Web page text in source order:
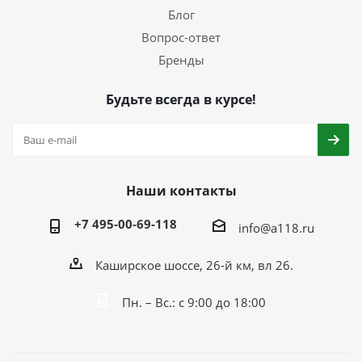
Блог
Вопрос-ответ
Бренды
Будьте всегда в курсе!
Наши контакты
+7 495-00-69-118 info@a118.ru
Каширское шоссе, 26-й км, вл 26.
Пн. – Вс.: с 9:00 до 18:00